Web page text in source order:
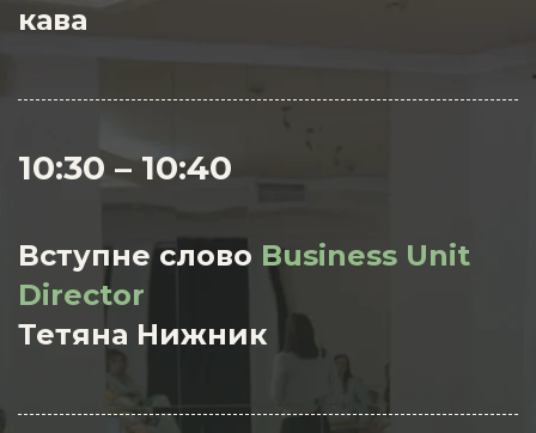
кава
10:30 – 10:40
Вступне слово Business Unit
Director
Тетяна Нижник